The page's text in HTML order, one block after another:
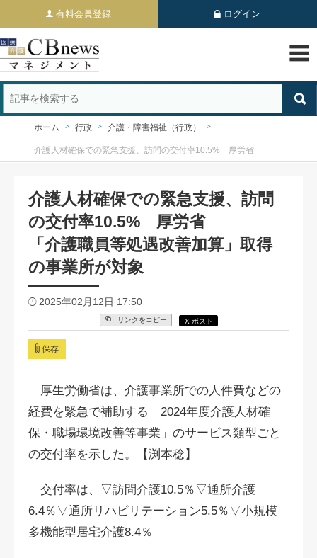
有料会員登録 ログイン
ホーム 行政 介護・障害福祉（行政）
介護人材確保での緊急支援、訪問の交付率10.5% 厚労省
介護人材確保での緊急支援、訪問
の交付率10.5% 厚労省
「介護職員等処遇改善加算」取得
の事業所が対象
2025年02月12日 17:50
リンクをコピー X ポスト
保存
厚生労働省は、介護事業所での人件費などの
経費を緊急で補助する「2024年度介護人材確
保・職場環境改善等事業」のサービス類型ごと
の交付率を示した。【渕本稔】
交付率は、▽訪問介護10.5％▽通所介護
6.4％▽通所リハビリテーション5.5％▽小規模
多機能型居宅介護8.4％